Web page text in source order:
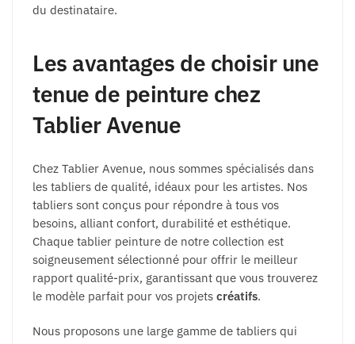
du destinataire.
Les avantages de choisir une
tenue de peinture chez
Tablier Avenue
Chez Tablier Avenue, nous sommes spécialisés dans
les tabliers de qualité, idéaux pour les artistes. Nos
tabliers sont conçus pour répondre à tous vos
besoins, alliant confort, durabilité et esthétique.
Chaque tablier peinture de notre collection est
soigneusement sélectionné pour offrir le meilleur
rapport qualité-prix, garantissant que vous trouverez
le modèle parfait pour vos projets créatifs.
Nous proposons une large gamme de tabliers qui